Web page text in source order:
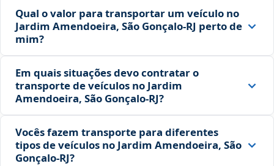
Qual o valor para transportar um veículo no
Jardim Amendoeira, São Gonçalo‑RJ perto de
mim?
Em quais situações devo contratar o
transporte de veículos no Jardim
Amendoeira, São Gonçalo‑RJ?
Vocês fazem transporte para diferentes
tipos de veículos no Jardim Amendoeira, São
Gonçalo‑RJ?